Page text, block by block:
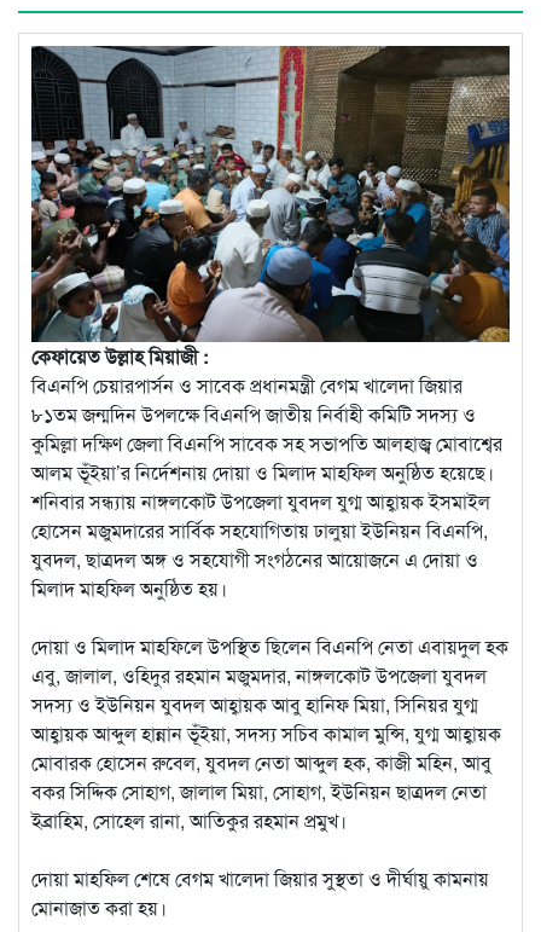
কেফায়েত উল্লাহ মিয়াজী :
‎বিএনপি চেয়ারপার্সন ও সাবেক প্রধানমন্ত্রী বেগম খালেদা জিয়ার
৮১তম জন্মদিন উপলক্ষে বিএনপি জাতীয় নির্বাহী কমিটি সদস্য ও
কুমিল্লা দক্ষিণ জেলা বিএনপি সাবেক সহ সভাপতি আলহাজ্ব মোবাশ্বের
আলম ভূঁইয়া’র নির্দেশনায় দোয়া ও মিলাদ মাহফিল অনুষ্ঠিত হয়েছে।
শনিবার সন্ধ্যায় নাঙ্গলকোট উপজেলা যুবদল যুগ্ম আহ্বায়ক ইসমাইল
হোসেন মজুমদারের সার্বিক সহযোগিতায় ঢালুয়া ইউনিয়ন বিএনপি,
যুবদল, ছাত্রদল অঙ্গ ও সহযোগী সংগঠনের আয়োজনে এ দোয়া ও
মিলাদ মাহফিল অনুষ্ঠিত হয়।
‎দোয়া ও মিলাদ মাহফিলে উপস্থিত ছিলেন বিএনপি নেতা এবায়দুল হক
এবু, জালাল, ওহিদুর রহমান মজুমদার, নাঙ্গলকোট উপজেলা যুবদল
সদস্য ও ইউনিয়ন যুবদল আহ্বায়ক আবু হানিফ মিয়া, সিনিয়র যুগ্ম
আহ্বায়ক আব্দুল হান্নান ভূঁইয়া, সদস্য সচিব কামাল মুন্সি, যুগ্ম আহ্বায়ক
মোবারক হোসেন রুবেল, যুবদল নেতা আব্দুল হক, কাজী মহিন, আবু
বকর সিদ্দিক সোহাগ, জালাল মিয়া, সোহাগ, ইউনিয়ন ছাত্রদল নেতা
ইব্রাহিম, সোহেল রানা, আতিকুর রহমান প্রমুখ।
‎দোয়া মাহফিল শেষে বেগম খালেদা জিয়ার সুস্থতা ও দীর্ঘায়ু কামনায়
মোনাজাত করা হয়।